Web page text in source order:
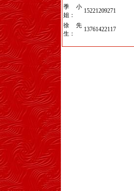
季小
姐：
15221209271
徐先
生：
13761422117